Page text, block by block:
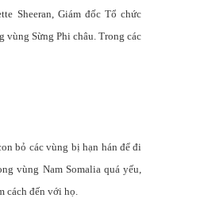
Sheeran, Giám đốc Tổ chức
Sừng Phi châu. Trong các
bỏ các vùng bị hạn hán để đi
vùng Nam Somalia quá yếu,
cách đến với họ.